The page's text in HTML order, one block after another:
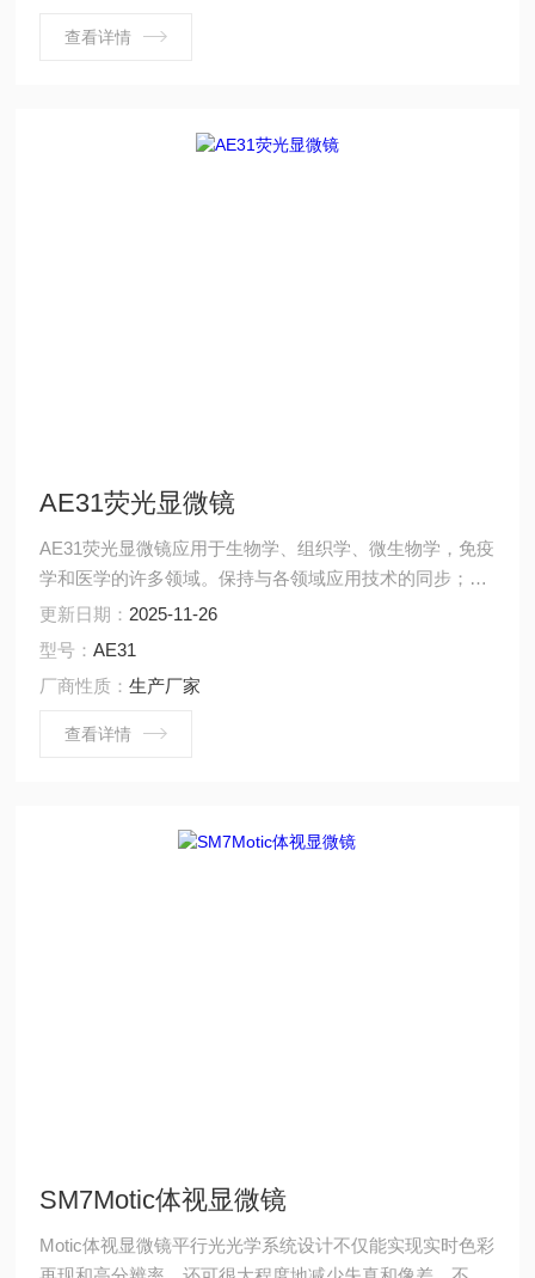
查看详情
AE31荧光显微镜
AE31荧光显微镜应用于生物学、组织学、微生物学，免疫
学和医学的许多领域。保持与各领域应用技术的同步；优
异的光学系统结合创新的机械结构；提供了高亮度、高清
晰度和高对比度的荧光显微像。
更新日期： 2025-11-26
型号：AE31
厂商性质：生产厂家
查看详情
SM7Motic体视显微镜
Motic体视显微镜平行光光学系统设计不仅能实现实时色彩